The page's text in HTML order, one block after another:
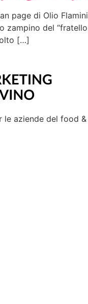
page di Olio
zampino del
[…]
le aziende del food